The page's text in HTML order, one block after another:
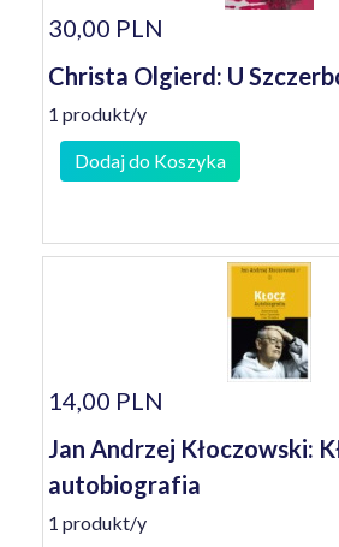
30,00 PLN
Christa Olgierd: U
1 produkt/y
Dodaj do Koszyka
14,00 PLN
Jan Andrzej Kłoczowski:
autobiografia
1 produkt/y